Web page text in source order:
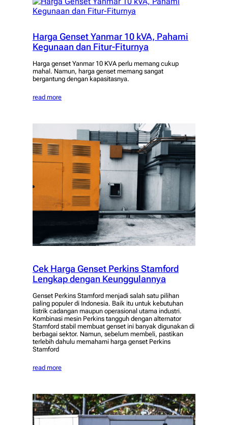
Harga Genset Yanmar 10 kVA, Pahami
Kegunaan dan Fitur-Fiturnya
Harga genset Yanmar 10 KVA perlu memang cukup
mahal. Namun, harga genset memang sangat
bergantung dengan kapasitasnya.
read more
Cek Harga Genset Perkins Stamford
Lengkap dengan Keunggulannya
Genset Perkins Stamford menjadi salah satu pilihan
paling populer di Indonesia. Baik itu untuk kebutuhan
listrik cadangan maupun operasional utama industri.
Kombinasi mesin Perkins tangguh dengan alternator
Stamford stabil membuat genset ini banyak digunakan di
berbagai sektor. Namun, sebelum membeli, pastikan
terlebih dahulu memahami harga genset Perkins
Stamford
read more